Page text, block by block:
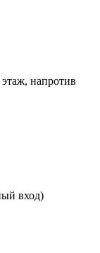
напротив
вход)